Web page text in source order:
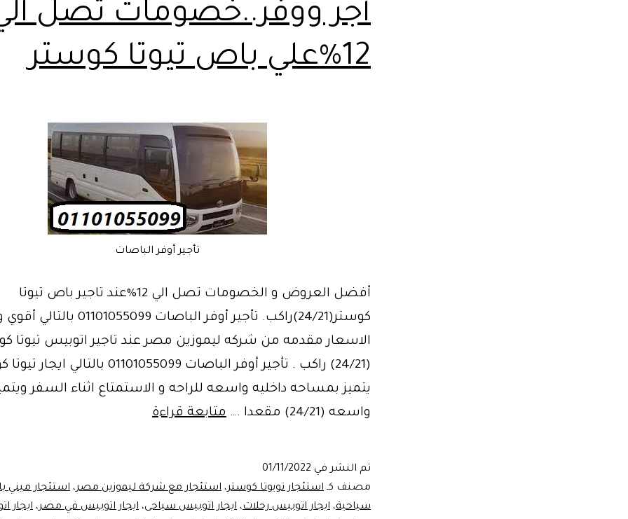
أجر ووفر..خصومات تصل
12%علي باص تيوتا كوستر
تأجير أوفر الباصات
أفضل العروض و الخصومات تصل الي 12%عند تاجير باص تيوتا
كوستر(24/21)راكب. تأجير أوفر الباصات
الاسعار مقدمه من شركه ليموزين مصر عند تاجير اتوبيس تيوتا
(24/21) راكب . تأجير أوفر الباصات 01101055099 بالتالي
يتميز بمساحه داخليه واسعه للراحه و الاستمتاع اثناء السفر
واسعه (24/21) مقعدا .…
متابعة قراءة
الي
12%علي
تم النشر في 01/11/2022
مصنف كـ استئجار تويوتا كوستر، استئجار مع شركة ليموزين مصر، استئجار ميني
سياحية، ايجار اتوبيس رحلات، ايجار اتوبيس سياحى، ايجار اتوبيس في مصر، ايجار